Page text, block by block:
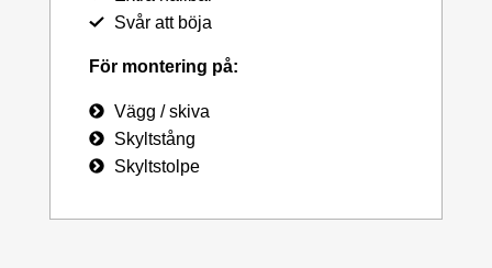
Svår att böja
För montering på:
Vägg / skiva
Skyltstång
Skyltstolpe